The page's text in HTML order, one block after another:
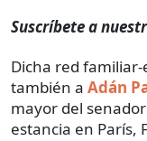
Suscríbete a
Dicha red
también a Adán
mayor del
estancia en París,